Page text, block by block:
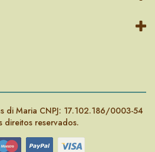
di Maria CNPJ: 17.102.186/0003-54
direitos reservados.